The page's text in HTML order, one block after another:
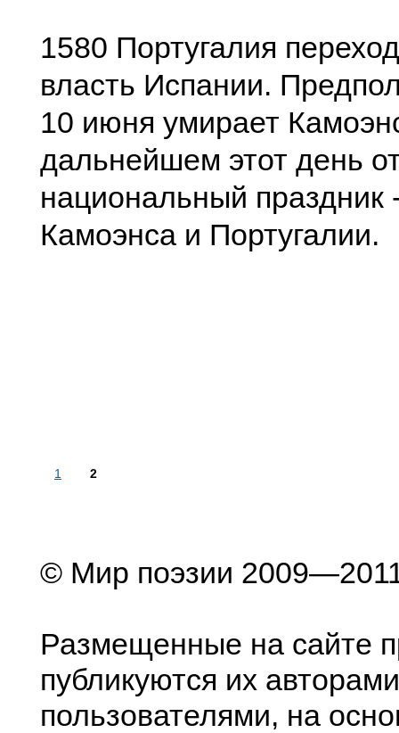
1580 Португалия
власть Испании.
10 июня умирает
дальнейшем этот день
национальный праздник
Камоэнса и Португалии.
1 2
© Мир поэзии
Размещенные на сайте
публикуются их
пользователями, на